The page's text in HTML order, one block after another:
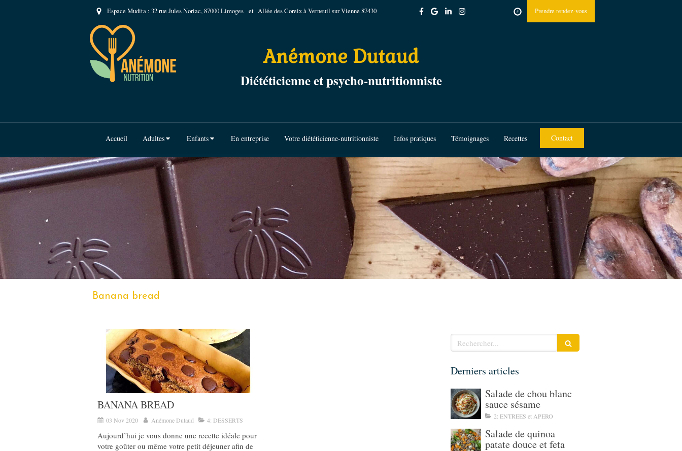
Espace Mudita : 32 rue Jules Noriac, 87000 Limoges et Allée des Coreix à Verneuil sur Vienne 87430 Prendre rendez-vous
Anémone Dutaud
Diététicienne et psycho-nutritionniste
Accueil Adultes Enfants En entreprise Votre diététicienne-nutritionniste Infos pratiques Témoignages Recettes Contact
Banana bread
BANANA BREAD
03 Nov 2020 Anémone Dutaud 4: DESSERTS
Aujourd’hui je vous donne une recette idéale pour
votre goûter ou même votre petit déjeuner afin de
Rechercher
Derniers articles
Salade de chou blanc
sauce sésame
2: ENTREES et APERO
Salade de quinoa
patate douce et feta